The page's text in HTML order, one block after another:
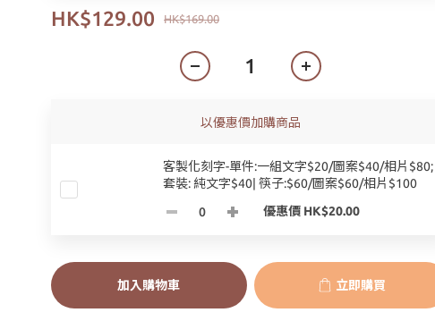
HK$169.00
HK$129.00
以優惠價加購商品
客製化刻字-單件:一組文字$20/圖案$40/相片$80;
套裝: 純文字$40| 筷子:$60/圖案$60/相片$100
優惠價 HK$20.00
加入購物車 立即購買